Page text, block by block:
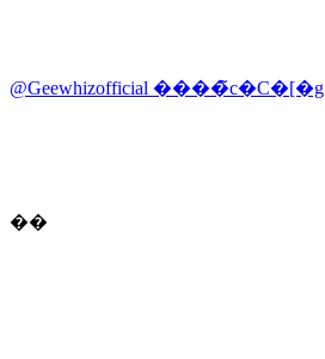
@Geewhizofficial ����̃c�C�[�g
��